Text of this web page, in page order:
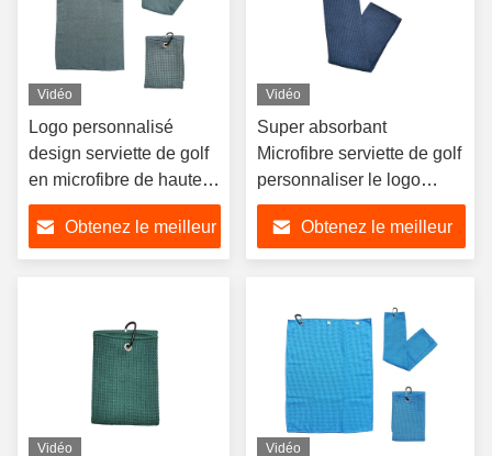
Vidéo
Logo personnalisé
design serviette de golf
en microfibre de haute
qualité serviette de golf
Obtenez le meilleur
Vidéo
Super absorbant
Microfibre serviette de golf
personnaliser le logo
40x60cm nettoyage
serviette de sport
Obtenez le meilleur
Vidéo Vidéo